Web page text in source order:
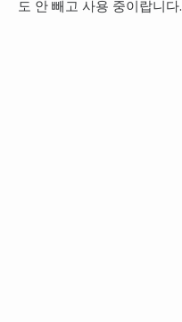
도 안 빼고 사용 중이랍니다.